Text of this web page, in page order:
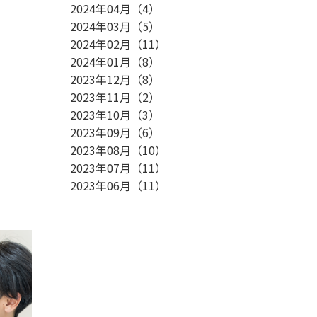
2024年04月 （4）
2024年03月 （5）
2024年02月 （11）
2024年01月 （8）
2023年12月 （8）
2023年11月 （2）
2023年10月 （3）
2023年09月 （6）
2023年08月 （10）
2023年07月 （11）
2023年06月 （11）